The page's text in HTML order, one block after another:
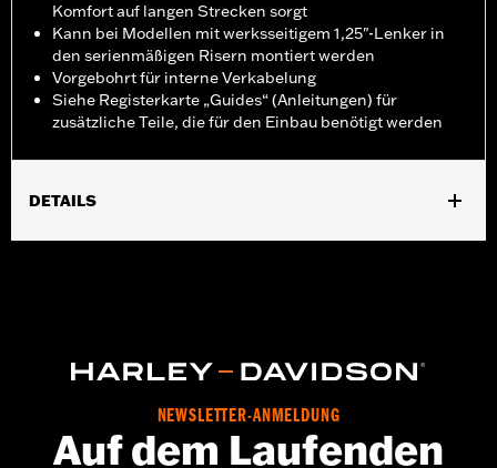
Komfort auf langen Strecken sorgt
Kann bei Modellen mit werksseitigem 1,25"-Lenker in
den serienmäßigen Risern montiert werden
Vorgebohrt für interne Verkabelung
Siehe Registerkarte „Guides“ (Anleitungen) für
zusätzliche Teile, die für den Einbau benötigt werden
DETAILS
Installationsanleitung
Basisbreite:11.0
NEWSLETTER-ANMELDUNG
Auf dem Laufenden